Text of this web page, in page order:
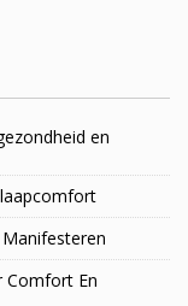
en
Comfort En